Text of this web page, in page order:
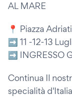
AL MARE
📍 Piazza
➡️ 11 -12-13
➡️ INGRESSO
Continua Il
specialità